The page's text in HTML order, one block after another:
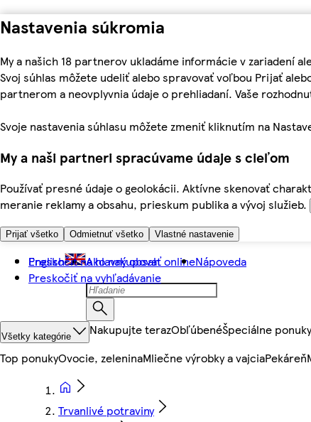
Nastavenia súkromia
My a našich 18 partnerov ukladáme informácie v zariadení
Svoj súhlas môžete udeliť alebo spravovať voľbou Prijať
partnerom a neovplyvnia údaje o prehliadaní. Vaše
Svoje nastavenia súhlasu môžete zmeniť kliknutím na
My a naši partneri spracúvame údaje s cieľom
Používať presné údaje o geolokácii. Aktívne skenovať
meranie reklamy a obsahu, prieskum publika a vývoj služieb.
Prijať všetko Odmietnuť všetko Vlastné nastavenie
Preskočiť na hlavný obsah
Preskočiť na vyhľadávanie
English Ako nakupovať onlineNápoveda
Všetky kategórie Nakupujte terazObľúbenéŠpeciálne ponuky
Top ponukyOvocie, zeleninaMliečne výrobky a vajciaPekáreň
Trvanlivé potraviny